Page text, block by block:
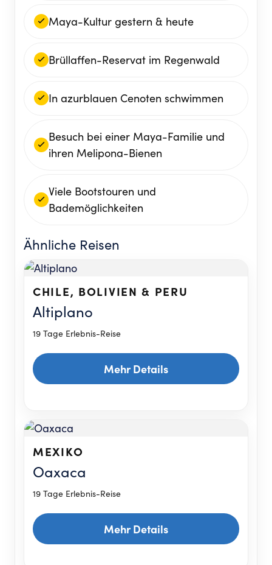
Maya-Kultur gestern & heute
Brüllaffen-Reservat im Regenwald
In azurblauen Cenoten schwimmen
Besuch bei einer Maya-Familie und
ihren Melipona-Bienen
Viele Bootstouren und
Bademöglichkeiten
Ähnliche Reisen
CHILE, BOLIVIEN & PERU
Altiplano
19 Tage Erlebnis-Reise
Mehr Details
MEXIKO
Oaxaca
19 Tage Erlebnis-Reise
Mehr Details